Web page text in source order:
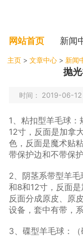
网站首页 新闻
主页 > 文章中心 > 新闻
抛
时间： 2019-06-
1、粘扣型羊毛球
12寸，反面是加拿
色，反面是魔术贴
带保护边和不带保
2、阴茎系带型羊
和8和12寸，反面
反面分成原皮、原
设备，套中有带，
3、碟型羊毛球：